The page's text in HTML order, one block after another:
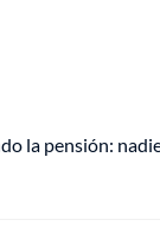
la pensión: